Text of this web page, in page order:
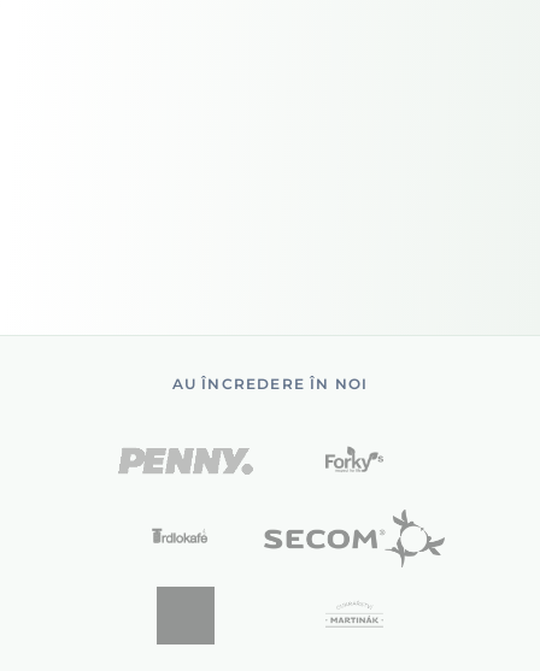
AU ÎNCREDERE ÎN NOI